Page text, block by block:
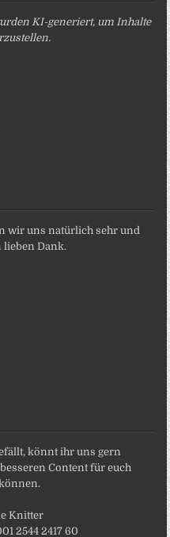
KI-generiert, um Inhalte
wir uns natürlich sehr und
lieben Dank.
könnt ihr uns gern
Content für euch
Knitter
2544 2417 60